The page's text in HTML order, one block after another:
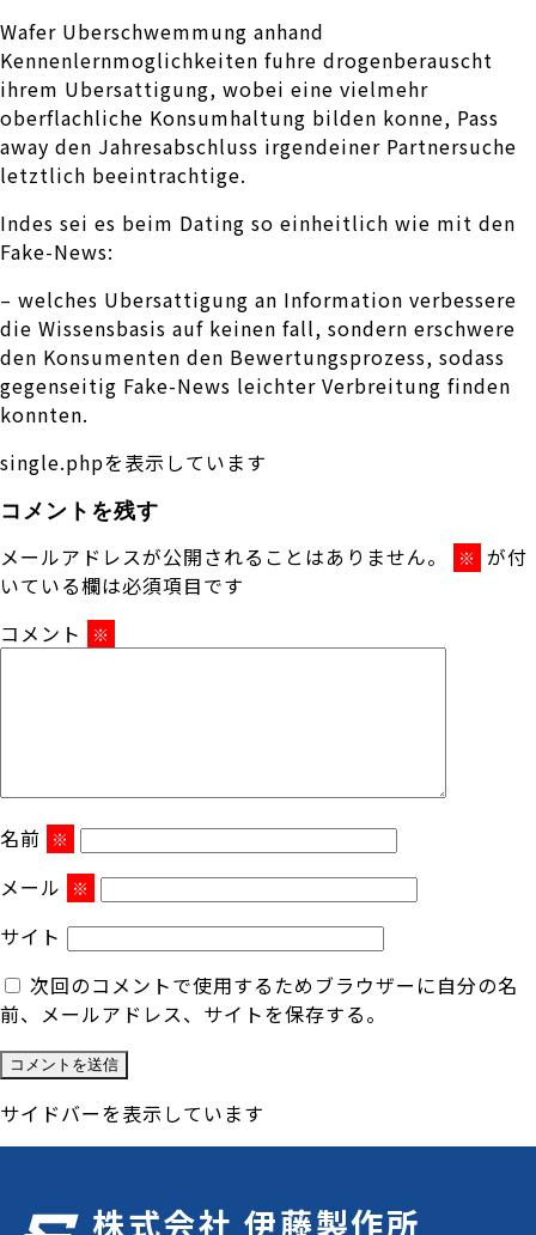
Wafer Uberschwemmung anhand
Kennenlernmoglichkeiten fuhre drogenberauscht
ihrem Ubersattigung, wobei eine vielmehr
oberflachliche Konsumhaltung bilden konne, Pass
away den Jahresabschluss irgendeiner Partnersuche
letztlich beeintrachtige.
Indes sei es beim Dating so einheitlich wie mit den
Fake-News:
– welches Ubersattigung an Information verbessere
die Wissensbasis auf keinen fall, sondern erschwere
den Konsumenten den Bewertungsprozess, sodass
gegenseitig Fake-News leichter Verbreitung finden
konnten.
single.phpを表示しています
コメントを残す
メールアドレスが公開されることはありません。 ※ が付
いている欄は必須項目です
コメント
※
名前 ※
メール ※
サイト
次回のコメントで使用するためブラウザーに自分の名
前、メールアドレス、サイトを保存する。
サイドバーを表示しています
株式会社 伊藤製作所